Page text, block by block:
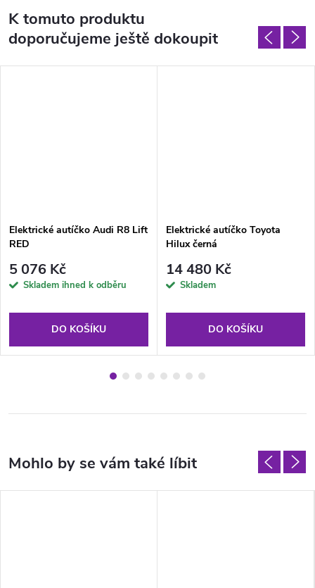
K tomuto produktu
doporučujeme ještě dokoupit
Elektrické autíčko Audi R8 Lift
RED
5 076 Kč
Skladem ihned k odběru
DO KOŠÍKU
Elektrické autíčko Toyota
Hilux černá
14 480 Kč
Skladem
DO KOŠÍKU